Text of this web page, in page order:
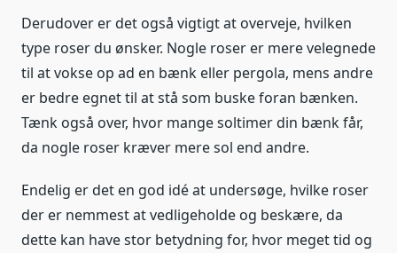
Derudover er det også vigtigt at overveje, hvilken
type roser du ønsker. Nogle roser er mere velegnede
til at vokse op ad en bænk eller pergola, mens andre
er bedre egnet til at stå som buske foran bænken.
Tænk også over, hvor mange soltimer din bænk får,
da nogle roser kræver mere sol end andre.
Endelig er det en god idé at undersøge, hvilke roser
der er nemmest at vedligeholde og beskære, da
dette kan have stor betydning for, hvor meget tid og